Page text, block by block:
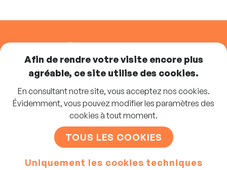
SUIVEZ-NOUS
Abonnez-vous à la newsletter
Afin de rendre votre visite encore plus
agréable, ce site utilise des cookies.
En consultant notre site, vous acceptez nos cookies.
Évidemment, vous pouvez modifier les paramètres des
cookies à tout moment.
TOUS LES COOKIES
Uniquement les cookies techniques